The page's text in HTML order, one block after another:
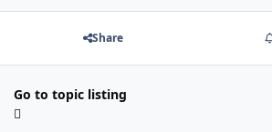
Share
Go to topic listing